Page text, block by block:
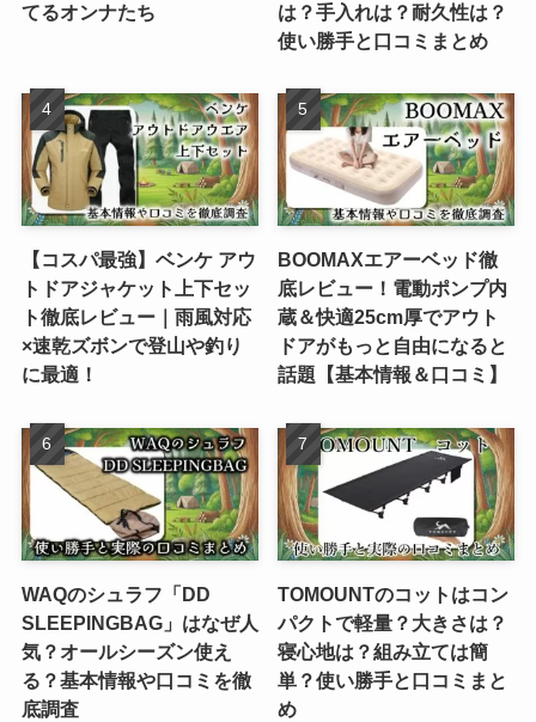
てるオンナたち
は？手入れは？耐久性は？
使い勝手と口コミまとめ
【コスパ最強】ベンケ アウ
トドアジャケット上下セッ
ト徹底レビュー｜雨風対応
×速乾ズボンで登山や釣り
に最適！
BOOMAXエアーベッド徹
底レビュー！電動ポンプ内
蔵＆快適25cm厚でアウト
ドアがもっと自由になると
話題【基本情報＆口コミ】
WAQのシュラフ「DD
SLEEPINGBAG」はなぜ人
気？オールシーズン使え
る？基本情報や口コミを徹
底調査
TOMOUNTのコットはコン
パクトで軽量？大きさは？
寝心地は？組み立ては簡
単？使い勝手と口コミまと
め